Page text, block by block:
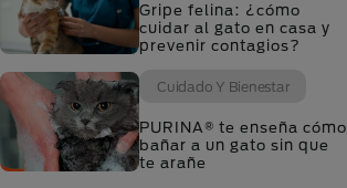
Gripe felina: ¿cómo
cuidar al gato en casa y
prevenir contagios?
Cuidado Y Bienestar
PURINA® te enseña cómo
bañar a un gato sin que
te arañe